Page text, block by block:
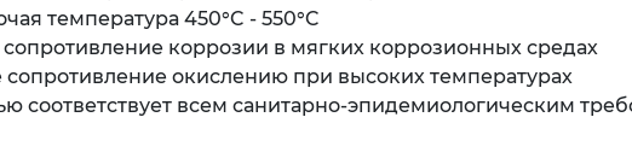
температура 450°C - 550°C
коррозии в мягких коррозионных средах
окислению при высоких температурах
соответствует всем санитарно-эпидемиологическим